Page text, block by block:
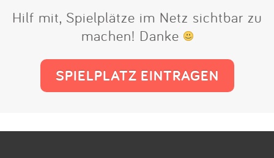
Hilf mit, Spielplätze im Netz sichtbar zu
machen! Danke
SPIELPLATZ EINTRAGEN